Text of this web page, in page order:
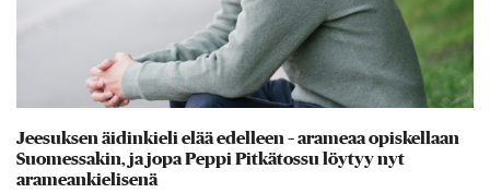
Jeesuksen äidinkieli elää edelleen – arameaa opiskellaan
Suomessakin, ja jopa Peppi Pitkätossu löytyy nyt
arameankielisenä